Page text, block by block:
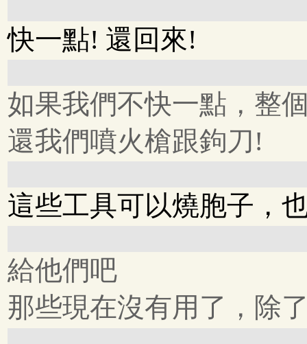
快一點! 還回來!
如果我們不快一點，整
還我們噴火槍跟鉤刀!
這些工具可以燒胞子，
給他們吧
那些現在沒有用了，除